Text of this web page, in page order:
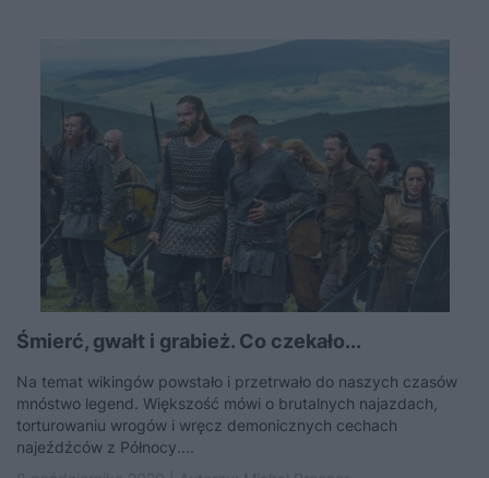
Śmierć, gwałt i grabież. Co czekało...
Na temat wikingów powstało i przetrwało do naszych czasów
mnóstwo legend. Większość mówi o brutalnych najazdach,
torturowaniu wrogów i wręcz demonicznych cechach
najeźdźców z Północy....